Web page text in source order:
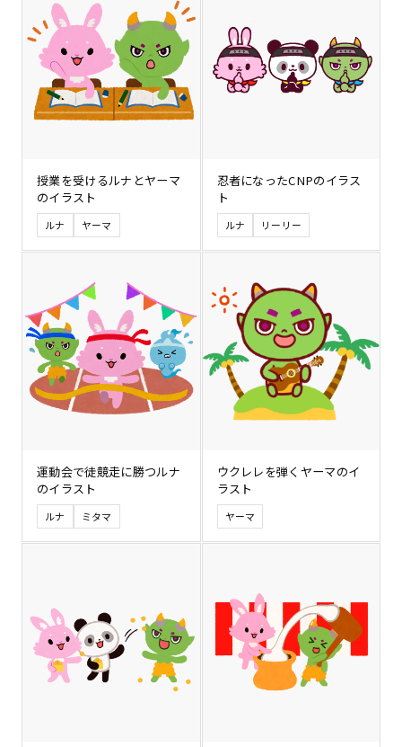
授業を受けるルナとヤーマ
のイラスト
ルナ ヤーマ
忍者になったCNPのイラス
ト
ルナ リーリー
運動会で徒競走に勝つルナ
のイラスト
ルナ ミタマ
ウクレレを弾くヤーマのイ
ラスト
ヤーマ